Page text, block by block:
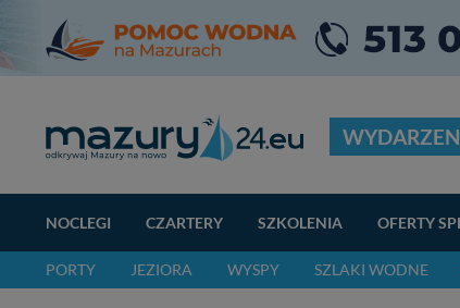
NOCLEGI CZARTERY SZKOLENIA OFERTY
PORTY JEZIORA WYSPY SZLAKI WODNE